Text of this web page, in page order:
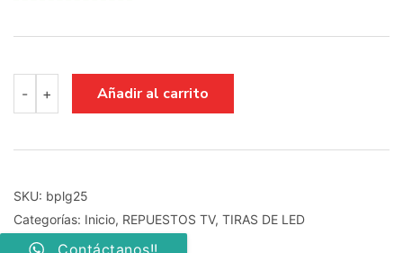
-
Led
Lg
37LV3500
TIRAS
EDGE
60
LEDS
+ Añadir al carrito
SKU: bplg25
Categorías: Inicio, REPUESTOS TV, TIRAS DE LED